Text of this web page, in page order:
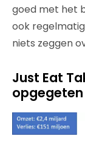
goed met het
ook
niets zeggen
Just Eat
opgegeten